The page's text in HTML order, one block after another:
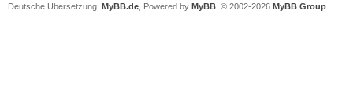
Deutsche Übersetzung: MyBB.de , Powered by MyBB , © 2002-2026 MyBB Group